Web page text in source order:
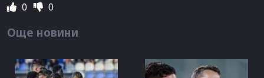
0 0
Още новини